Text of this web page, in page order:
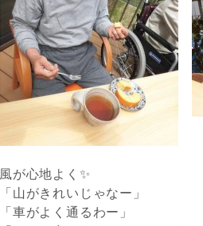
風が心地よく✨
「山がきれいじゃなー」
「車がよく通るわー」